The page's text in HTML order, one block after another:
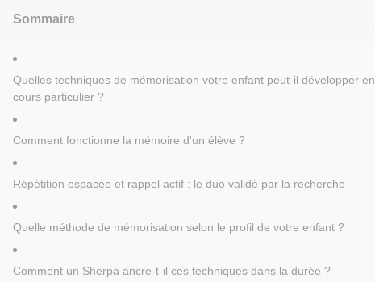
Sommaire
Quelles techniques de mémorisation votre enfant peut-il développer en
cours particulier ?
Comment fonctionne la mémoire d'un élève ?
Répétition espacée et rappel actif : le duo validé par la recherche
Quelle méthode de mémorisation selon le profil de votre enfant ?
Comment un Sherpa ancre-t-il ces techniques dans la durée ?